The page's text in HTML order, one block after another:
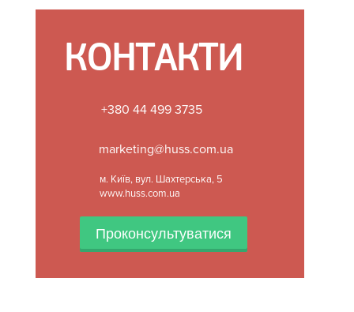
КОНТАКТИ
+380 44 499 3735
marketing@huss.com.ua
м. Київ, вул. Шахтерська, 5
www.huss.com.ua
Проконсультуватися